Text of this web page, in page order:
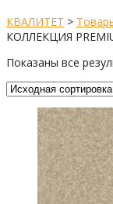
КВАЛИТЕТ >
КОЛЛЕКЦИЯ
Показаны все